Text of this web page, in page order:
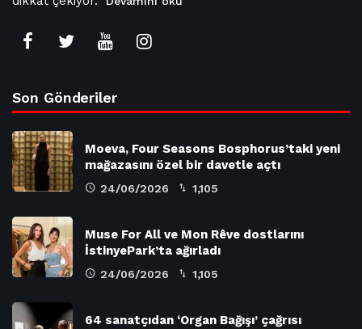
Son Gönderiler
Moeva, Four Seasons Bosphorus’taki yeni
mağazasını özel bir davetle açtı
24/06/2026 1,105
Muse For All ve Mon Rêve dostlarını
İstinyePark’ta ağırladı
24/06/2026 1,105
64 sanatçıdan ‘Organ Bağışı’ çağrısı